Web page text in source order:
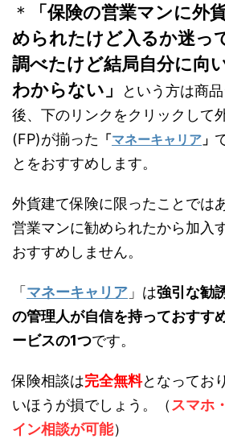
＊
「保険の営業マンに外
められたけど入るか迷っ
調べたけど結局自分に向
わからない」
という方は商
後、下のリンクをクリックして
(FP)が揃った 「マネーキャリア 」
とをおすすめします。
外貨建て保険に限ったことでは
営業マンに勧められたから加入
おすすめしません。
「 マネーキャリア 」は強引な勧
の管理人が自信を持っておすす
ービスの1つです。
保険相談は完全無料となってお
いほうが損でしょう。（ スマホ
イン相談が可能）